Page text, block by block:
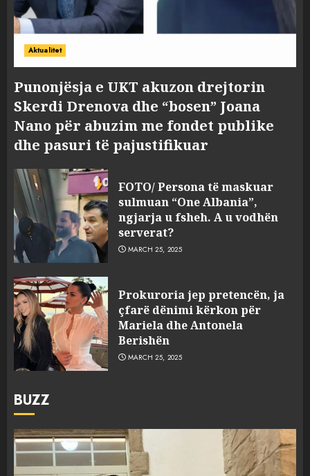
Aktualitet
Punonjësja e UKT akuzon drejtorin
Skerdi Drenova dhe “bosen” Joana
Nano për abuzim me fondet publike
dhe pasuri të pajustifikuar
FOTO/ Persona të maskuar
sulmuan “One Albania”,
ngjarja u fsheh. A u vodhën
serverat?
MARCH 25, 2025
Prokuroria jep pretencën, ja
çfarë dënimi kërkon për
Mariela dhe Antonela
Berishën
MARCH 25, 2025
BUZZ